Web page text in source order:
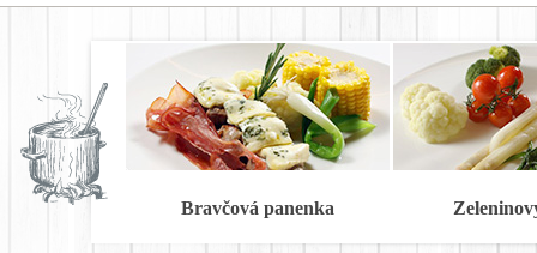
Bravčová panenka